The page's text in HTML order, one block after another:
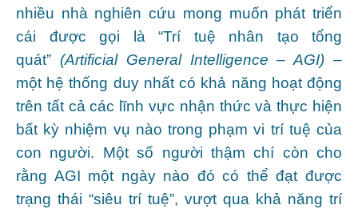
nhiều nhà nghiên cứu mong muốn phát triển
cái được gọi là “Trí tuệ nhân tạo tổng
quát” (Artificial General Intelligence – AGI) –
một hệ thống duy nhất có khả năng hoạt động
trên tất cả các lĩnh vực nhận thức và thực hiện
bất kỳ nhiệm vụ nào trong phạm vi trí tuệ của
con người. Một số người thậm chí còn cho
rằng AGI một ngày nào đó có thể đạt được
trạng thái “siêu trí tuệ”, vượt qua khả năng trí